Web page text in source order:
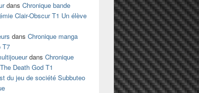
dans Chronique bande
Clair-Obscur T1 Un élève
dans Chronique manga
T7
dans Chronique
Death God T1
du jeu de société Subbuteo